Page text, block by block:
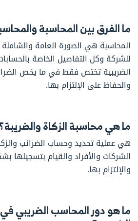
ما الفرق بين المحاسبة
المحاسبة هي الصورة العامة والشاملة
للشركة وكل التفاصيل الخاصة
الضريبية تختص فقط في ما يخص
والحفاظ على الإلتزام بها.
ما هي محاسبة الزكاة
هي عملية تحديد وحساب الضرائب
الشركات والأفراد والقيام بتسجيلها
والإلتزام بها.
ما هو دور المحاسب الضريبي